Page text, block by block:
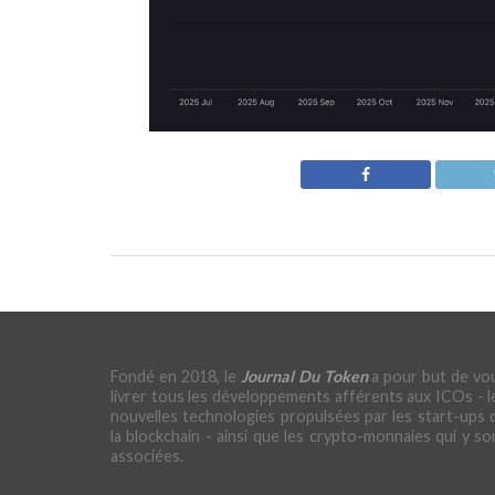
Fondé en 2018, le Journal Du Tokena pour but de
livrer tous les développements afférents aux ICOs -
nouvelles technologies propulsées par les start-ups
la blockchain - ainsi que les crypto-monnaies qui y
associées.